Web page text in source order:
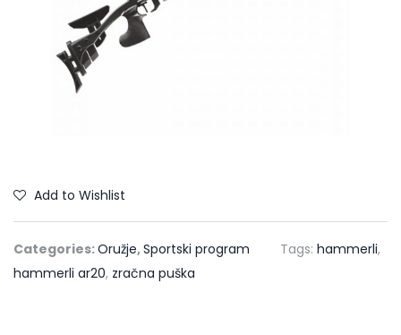
Add to Wishlist
Categories:Oružje,Sportski program Tags: hammerli,
hammerli ar20, zračna puška